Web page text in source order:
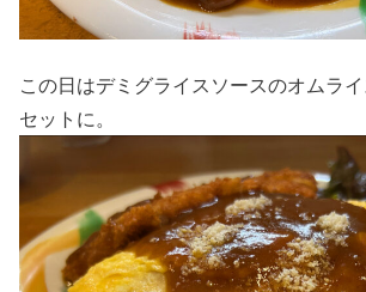
この日はデミグライスソースのオムラ
セットに。